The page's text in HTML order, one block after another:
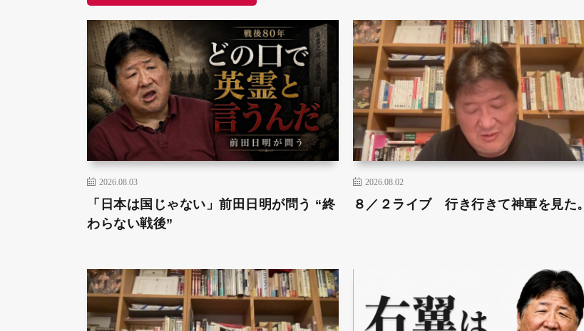
2026.08.03
「日本は国じゃない」前田日明が問う “終
わらない戦後”
2026.08.02
８／２ライブ 行き行きて神軍を見た。